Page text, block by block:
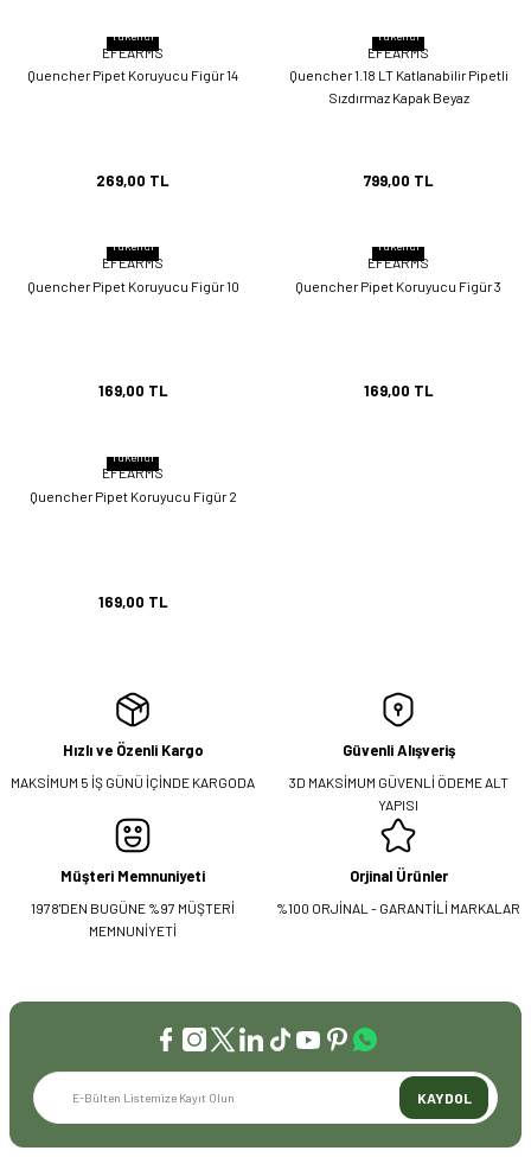
Tükendi
EFEARMS
Quencher Pipet Koruyucu Figür 14
269,00 TL
Tükendi
EFEARMS
Quencher 1.18 LT Katlanabilir Pipetli
Sızdırmaz Kapak Beyaz
799,00 TL
Tükendi
EFEARMS
Quencher Pipet Koruyucu Figür 10
169,00 TL
Tükendi
EFEARMS
Quencher Pipet Koruyucu Figür 3
169,00 TL
Tükendi
EFEARMS
Quencher Pipet Koruyucu Figür 2
169,00 TL
Hızlı ve Özenli Kargo
MAKSİMUM 5 İŞ GÜNÜ İÇİNDE KARGODA
Güvenli Alışveriş
3D MAKSİMUM GÜVENLİ ÖDEME ALT
YAPISI
Müşteri Memnuniyeti
1978'DEN BUGÜNE %97 MÜŞTERİ
MEMNUNİYETİ
Orjinal Ürünler
%100 ORJİNAL - GARANTİLİ MARKALAR
KAYDOL